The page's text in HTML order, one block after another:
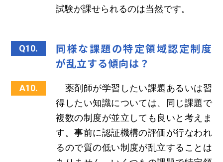
試験が課せられるのは当然です。
Q10.
同様な課題の特定領域認定制度
が乱立する傾向は？
A10.
薬剤師が学習したい課題あるいは習
得したい知識については、同じ課題で
複数の制度が並立しても良いと考えま
す。事前に認証機構の評価が行なわれ
るので質の低い制度が乱立することは